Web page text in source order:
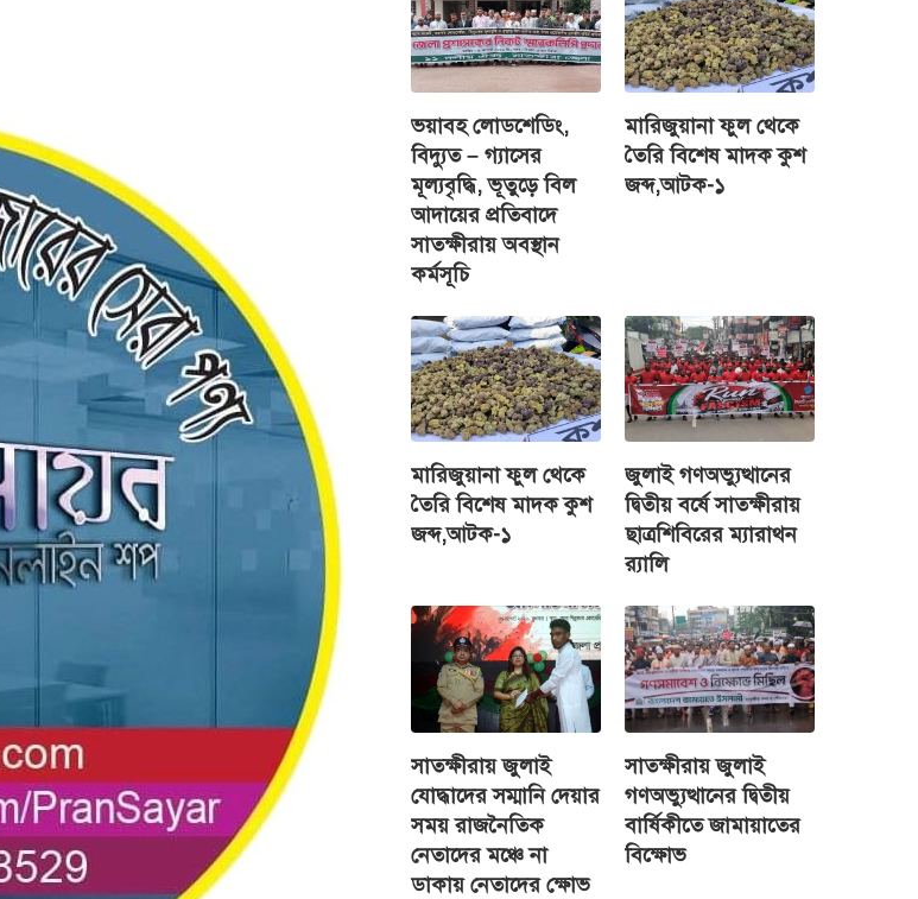
ভয়াবহ লোডশেডিং,
বিদ্যুত – গ্যাসের
মূল্যবৃদ্ধি, ভূতুড়ে বিল
আদায়ের প্রতিবাদে
সাতক্ষীরায় অবস্থান
কর্মসূচি
মারিজুয়ানা ফুল থেকে
তৈরি বিশেষ মাদক কুশ
জব্দ,আটক-১
মারিজুয়ানা ফুল থেকে
তৈরি বিশেষ মাদক কুশ
জব্দ,আটক-১
জুলাই গণঅভ্যুত্থানের
দ্বিতীয় বর্ষে সাতক্ষীরায়
ছাত্রশিবিরের ম্যারাথন
র‌্যালি
সাতক্ষীরায় জুলাই
যোদ্ধাদের সম্মানি দেয়ার
সময় রাজনৈতিক
নেতাদের মঞ্চে না
ডাকায় নেতাদের ক্ষোভ
সাতক্ষীরায় জুলাই
গণঅভ্যুত্থানের দ্বিতীয়
বার্ষিকীতে জামায়াতের
বিক্ষোভ